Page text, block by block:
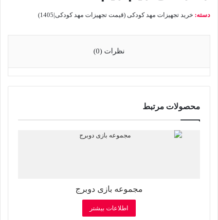
دسته: خرید تجهیزات مهد کودکی (قیمت تجهیزات مهد کودکی|1405)
نظرات (0)
محصولات مرتبط
مجموعه بازی دوبرج
اطلاعات بیشتر